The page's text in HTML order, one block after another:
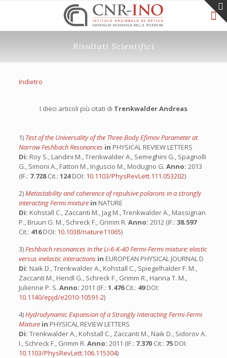
Risultati Scientifici
Indietro
I dieci articoli più citati di Trenkwalder Andreas
1) Test of the Universality of the Three-Body Efimov Parameter at
Narrow Feshbach Resonances in PHYSICAL REVIEW LETTERS
Di: Roy S., Landini M., Trenkwalder A., Semeghini G., Spagnolli
G., Simoni A., Fattori M., Inguscio M., Modugno G. Anno: 2013
(IF.: 7.728Cit.: 124DOI: 10.1103/PhysRevLett.111.053202)
2)Metastability and coherence of repulsive polarons in a strongly
interacting Fermi mixture in NATURE
Di: Kohstall C., Zaccanti M., Jag M., Trenkwalder A., Massignan
P., Bruun G. M., Schreck F., Grimm R. Anno: 2012 (IF.: 38.597
Cit.: 416DOI: 10.1038/nature11065)
3)Feshbach resonances in the Li-6-K-40 Fermi-Fermi mixture: elastic
versus inelastic interactions in EUROPEAN PHYSICAL JOURNAL D
Di: Naik D., Trenkwalder A., Kohstall C., Spiegelhalder F. M.,
Zaccanti M., Hendl G., Schreck F., Grimm R., Hanna T. M.,
Julienne P. S. Anno: 2011 (IF.: 1.476Cit.: 49DOI:
10.1140/epjd/e2010-10591-2)
4)Hydrodynamic Expansion of a Strongly Interacting Fermi-Fermi
Mixture in PHYSICAL REVIEW LETTERS
Di: Trenkwalder A., Kohstall C., Zaccanti M., Naik D., Sidorov A.
I., Schreck F., Grimm R. Anno: 2011 (IF.: 7.370 Cit.: 75 DOI:
10.1103/PhysRevLett.106.115304)